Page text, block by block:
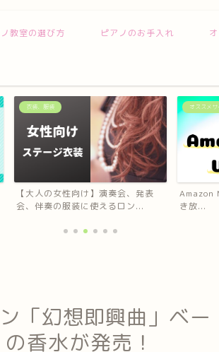
教室の選び方 ピアノのお手入れ
衣装、服装
【大人の女性向け】演奏会、発表
会、伴奏の服装に使えるロン...
オススメサ
Amazon
き放...
「幻想即興曲」ベー
香水が発売！